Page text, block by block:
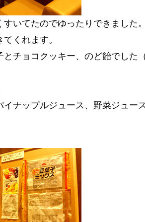
いてたのでゆったりできました。
くれます。
チョコクッキー、のど飴でした
ナップルジュース、野菜ジュー